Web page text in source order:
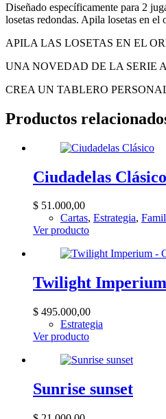
Diseñado específicamente para 2
losetas redondas. Apila losetas en
APILA LAS LOSETAS EN EL
UNA NOVEDAD DE LA SERIE
CREA UN TABLERO
Productos
Ciudadelas Clásico
$ 51.000,00
Cartas, Estrategia,
Ver producto
Twilight
$ 495.000,00
Estrategia
Ver producto
Sunrise sunset